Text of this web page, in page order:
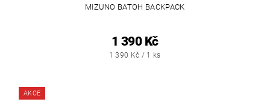
MIZUNO BATOH BACKPACK
1 390 Kč
1 390 Kč / 1 ks
AKCE